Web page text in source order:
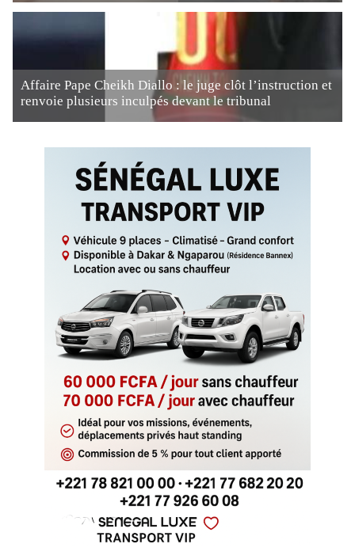
Affaire Pape Cheikh Diallo : le juge clôt l’instruction et
renvoie plusieurs inculpés devant le tribunal